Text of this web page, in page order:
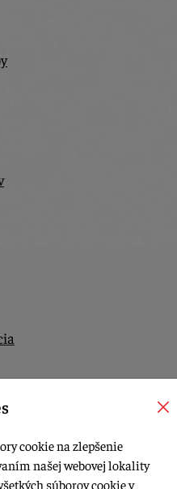
cookie na zlepšenie
našej webovej lokality
súborov cookie v